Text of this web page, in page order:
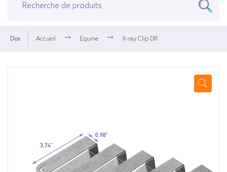
Dos Accueil Equine X-ray Clip DR